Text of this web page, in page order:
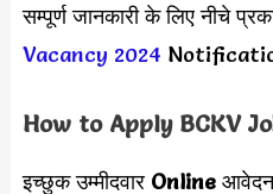
सम्पूर्ण जानकारी के लिए नीचे
Vacancy 2024
How to Apply BCKV
इच्छुक उम्मीदवार Online